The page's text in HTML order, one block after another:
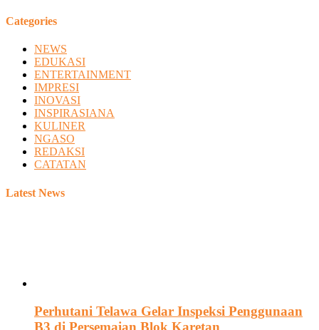
Categories
NEWS
EDUKASI
ENTERTAINMENT
IMPRESI
INOVASI
INSPIRASIANA
KULINER
NGASO
REDAKSI
CATATAN
Latest News
Perhutani Telawa Gelar Inspeksi Penggunaan
B3 di Persemaian Blok Karetan